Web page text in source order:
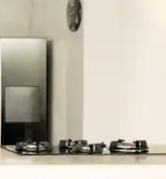
parcourir ou en appuyant